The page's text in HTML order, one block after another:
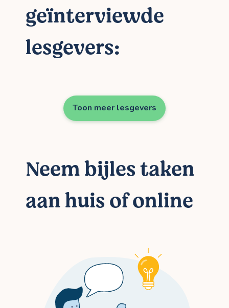
geïnterviewde
lesgevers:
Toon meer lesgevers
Neem bijles taken
aan huis of online